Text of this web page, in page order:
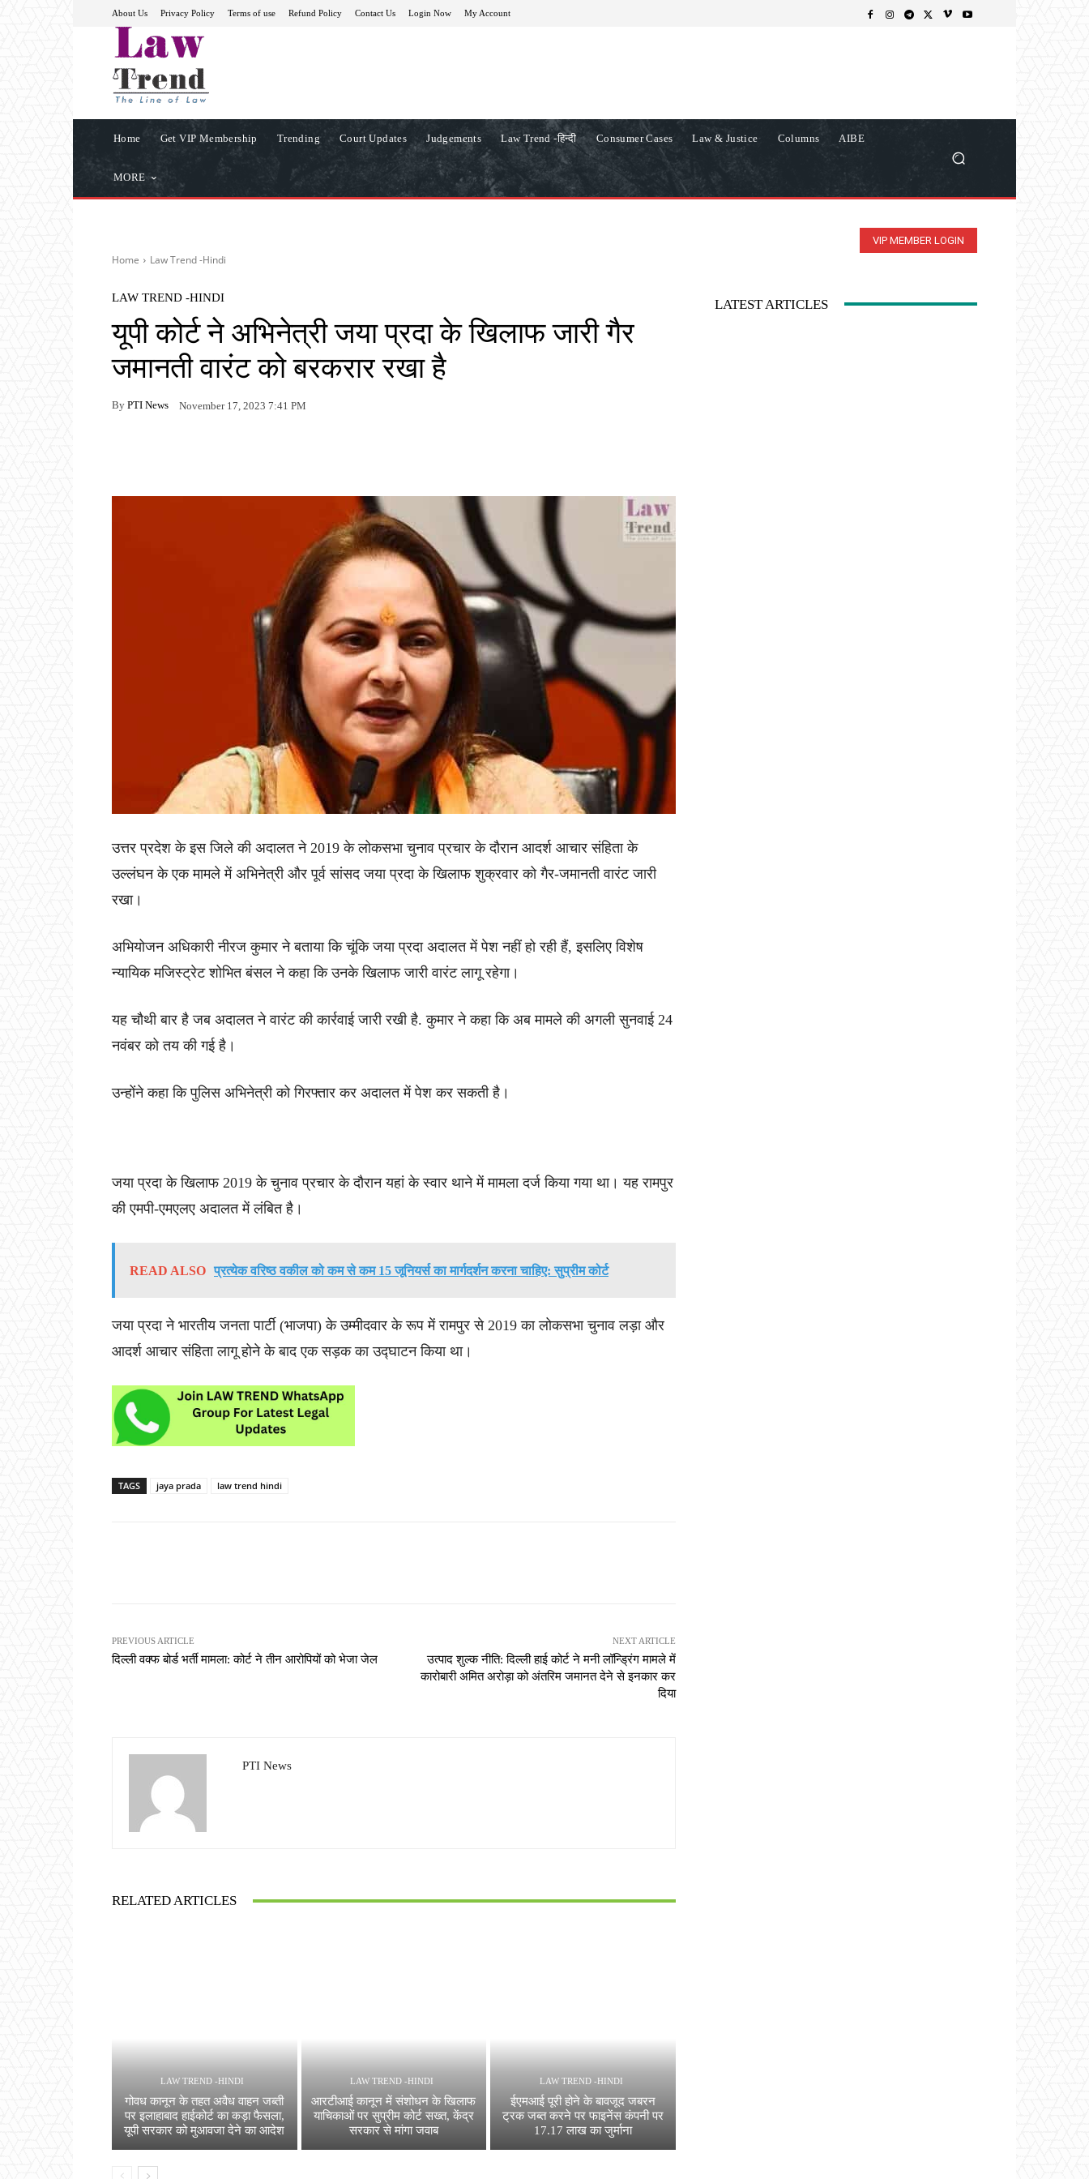
About Us Privacy Policy Terms of use Refund Policy Contact Us Login Now My Account
Home Get VIP Membership Trending Court Updates Judgements Law Trend -हिन्दी Consumer Cases Law & Justice Columns AIBE
MORE
VIP MEMBER LOGIN
Home Law Trend -Hindi
LAW TREND -HINDI
यूपी कोर्ट ने अभिनेत्री जया प्रदा के खिलाफ जारी गैर
जमानती वारंट को बरकरार रखा है
By PTI News November 17, 2023 7:41 PM
उत्तर प्रदेश के इस जिले की अदालत ने 2019 के लोकसभा चुनाव प्रचार के दौरान आदर्श आचार संहिता के
उल्लंघन के एक मामले में अभिनेत्री और पूर्व सांसद जया प्रदा के खिलाफ शुक्रवार को गैर-जमानती वारंट जारी
रखा।
अभियोजन अधिकारी नीरज कुमार ने बताया कि चूंकि जया प्रदा अदालत में पेश नहीं हो रही हैं, इसलिए विशेष
न्यायिक मजिस्ट्रेट शोभित बंसल ने कहा कि उनके खिलाफ जारी वारंट लागू रहेगा।
यह चौथी बार है जब अदालत ने वारंट की कार्रवाई जारी रखी है. कुमार ने कहा कि अब मामले की अगली सुनवाई 24
नवंबर को तय की गई है।
उन्होंने कहा कि पुलिस अभिनेत्री को गिरफ्तार कर अदालत में पेश कर सकती है।
जया प्रदा के खिलाफ 2019 के चुनाव प्रचार के दौरान यहां के स्वार थाने में मामला दर्ज किया गया था। यह रामपुर
की एमपी-एमएलए अदालत में लंबित है।
READ ALSO प्रत्येक वरिष्ठ वकील को कम से कम 15 जूनियर्स का मार्गदर्शन करना चाहिए: सुप्रीम कोर्ट
जया प्रदा ने भारतीय जनता पार्टी (भाजपा) के उम्मीदवार के रूप में रामपुर से 2019 का लोकसभा चुनाव लड़ा और
आदर्श आचार संहिता लागू होने के बाद एक सड़क का उद्घाटन किया था।
TAGS jaya prada law trend hindi
PREVIOUS ARTICLE
दिल्ली वक्फ बोर्ड भर्ती मामला: कोर्ट ने तीन आरोपियों को भेजा जेल
NEXT ARTICLE
उत्पाद शुल्क नीति: दिल्ली हाई कोर्ट ने मनी लॉन्ड्रिंग मामले में
कारोबारी अमित अरोड़ा को अंतरिम जमानत देने से इनकार कर
दिया
PTI News
RELATED ARTICLES
LAW TREND -HINDI
गोवध कानून के तहत अवैध वाहन जब्ती
पर इलाहाबाद हाईकोर्ट का कड़ा फैसला,
यूपी सरकार को मुआवजा देने का आदेश
LAW TREND -HINDI
आरटीआई कानून में संशोधन के खिलाफ
याचिकाओं पर सुप्रीम कोर्ट सख्त, केंद्र
सरकार से मांगा जवाब
LAW TREND -HINDI
ईएमआई पूरी होने के बावजूद जबरन
ट्रक जब्त करने पर फाइनेंस कंपनी पर
17.17 लाख का जुर्माना
LATEST ARTICLES